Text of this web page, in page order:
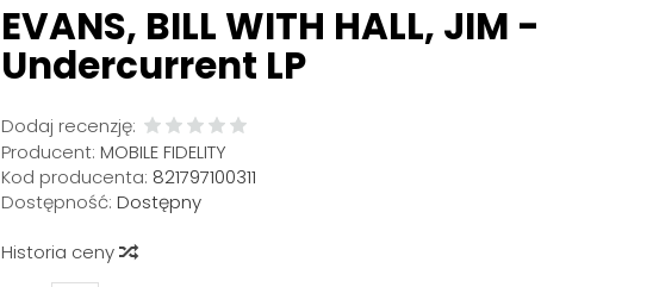
EVANS, BILL WITH HALL, JIM -
Undercurrent LP
Dodaj recenzję:
Producent: MOBILE FIDELITY
Kod producenta: 821797100311
Dostępność: Dostępny
Historia ceny